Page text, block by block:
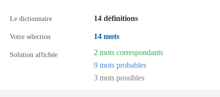
Le dictionnaire 14 définitions
Votre sélection 14 mots
Solution affichée
2 mots correspondants
9 mots probables
3 mots possibles